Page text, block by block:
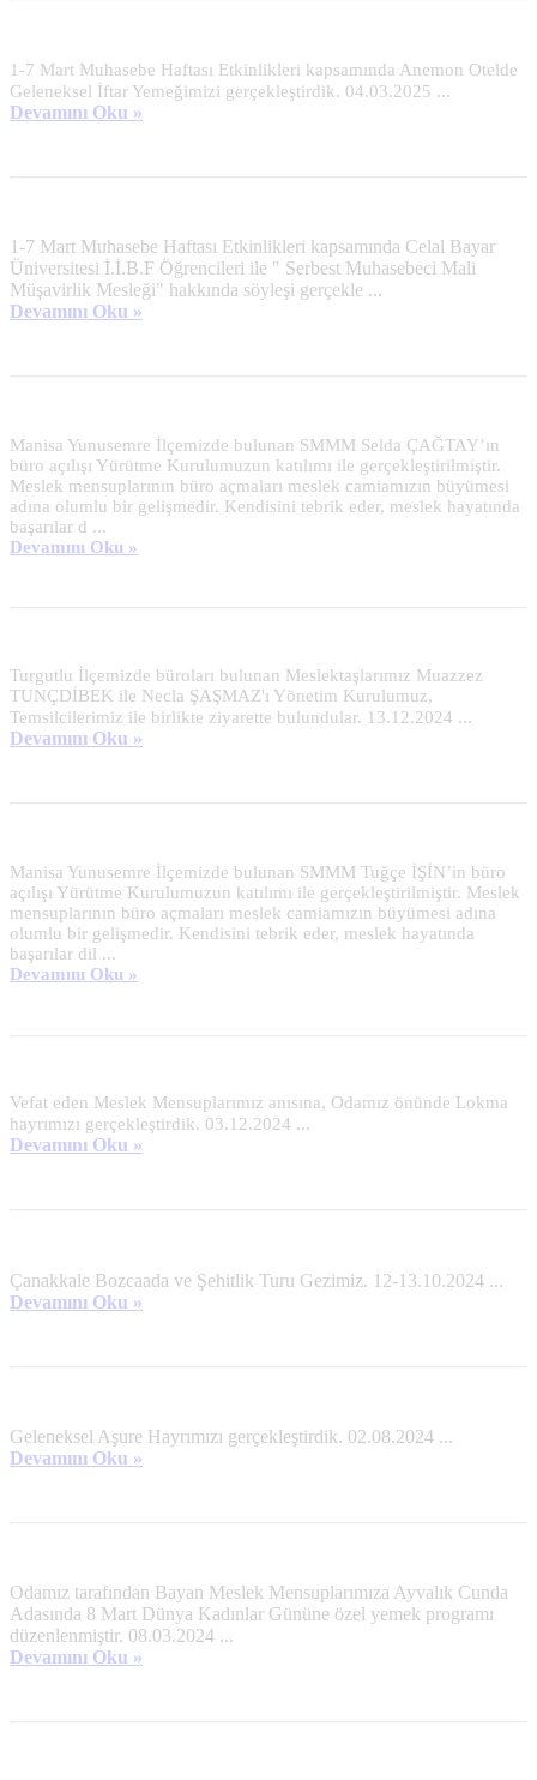
1-7 Mart Muhasebe Haftası Etkinlikleri kapsamında Anemon Otelde
Geleneksel İftar Yemeğimizi gerçekleştirdik. 04.03.2025 ...
Devamını Oku »
1-7 Mart Muhasebe Haftası Etkinlikleri kapsamında Celal Bayar
Üniversitesi İ.İ.B.F Öğrencileri ile " Serbest Muhasebeci Mali
Müşavirlik Mesleği" hakkında söyleşi gerçekle ...
Devamını Oku »
Manisa Yunusemre İlçemizde bulunan SMMM Selda ÇAĞTAY’ın
büro açılışı Yürütme Kurulumuzun katılımı ile gerçekleştirilmiştir.
Meslek mensuplarının büro açmaları meslek camiamızın büyümesi
adına olumlu bir gelişmedir. Kendisini tebrik eder, meslek hayatında
başarılar d ...
Devamını Oku »
Turgutlu İlçemizde büroları bulunan Meslektaşlarımız Muazzez
TUNÇDİBEK ile Necla ŞAŞMAZ'ı Yönetim Kurulumuz,
Temsilcilerimiz ile birlikte ziyarette bulundular. 13.12.2024 ...
Devamını Oku »
Manisa Yunusemre İlçemizde bulunan SMMM Tuğçe İŞİN’in büro
açılışı Yürütme Kurulumuzun katılımı ile gerçekleştirilmiştir. Meslek
mensuplarının büro açmaları meslek camiamızın büyümesi adına
olumlu bir gelişmedir. Kendisini tebrik eder, meslek hayatında
başarılar dil ...
Devamını Oku »
Vefat eden Meslek Mensuplarımız anısına, Odamız önünde Lokma
hayrımızı gerçekleştirdik. 03.12.2024 ...
Devamını Oku »
Çanakkale Bozcaada ve Şehitlik Turu Gezimiz. 12-13.10.2024 ...
Devamını Oku »
Geleneksel Aşure Hayrımızı gerçekleştirdik. 02.08.2024 ...
Devamını Oku »
Odamız tarafından Bayan Meslek Mensuplarımıza Ayvalık Cunda
Adasında 8 Mart Dünya Kadınlar Gününe özel yemek programı
düzenlenmiştir. 08.03.2024 ...
Devamını Oku »